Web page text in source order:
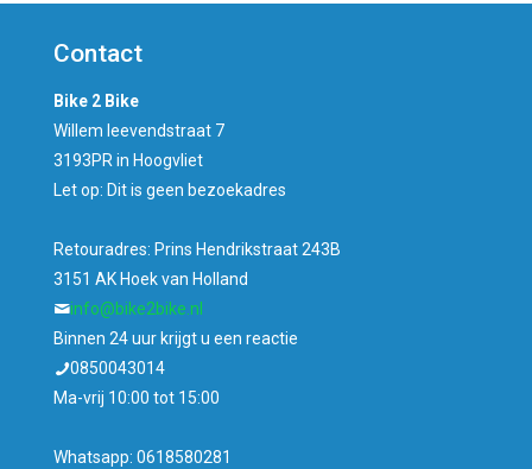
Contact
Bike 2 Bike
Willem leevendstraat 7
3193PR in Hoogvliet
Let op: Dit is geen bezoekadres
Retouradres: Prins Hendrikstraat 243B
3151 AK Hoek van Holland
info@bike2bike.nl
Binnen 24 uur krijgt u een reactie
0850043014
Ma-vrij 10:00 tot 15:00
Whatsapp: 0618580281